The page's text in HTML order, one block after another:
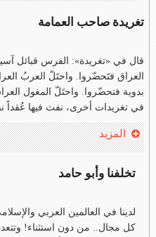
تغريدة صاحب العمامة
قال في «تغريدة»: الفرس قبائل
العراق فتَحضّروا. واحتَلّ العربُ
بدوية فتحضّروا. واحتَلّ المغول
في تغريدات أخرى، نفث فيها عُقداً
المزيد
تخلفنا وأبو حامد
لدينا في العالمين العربي
كل مجال.. من دون استثناء!